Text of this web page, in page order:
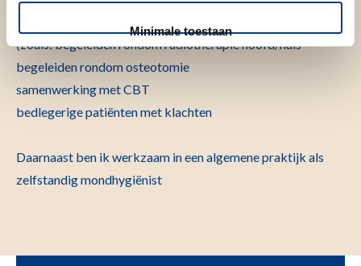
Minimale toestaan
(zoals: begeleiden rondom radiotherapie hoofd/hals
begeleiden rondom osteotomie
samenwerking met CBT
bedlegerige patiënten met klachten
Daarnaast ben ik werkzaam in een algemene praktijk als
zelfstandig mondhygiënist